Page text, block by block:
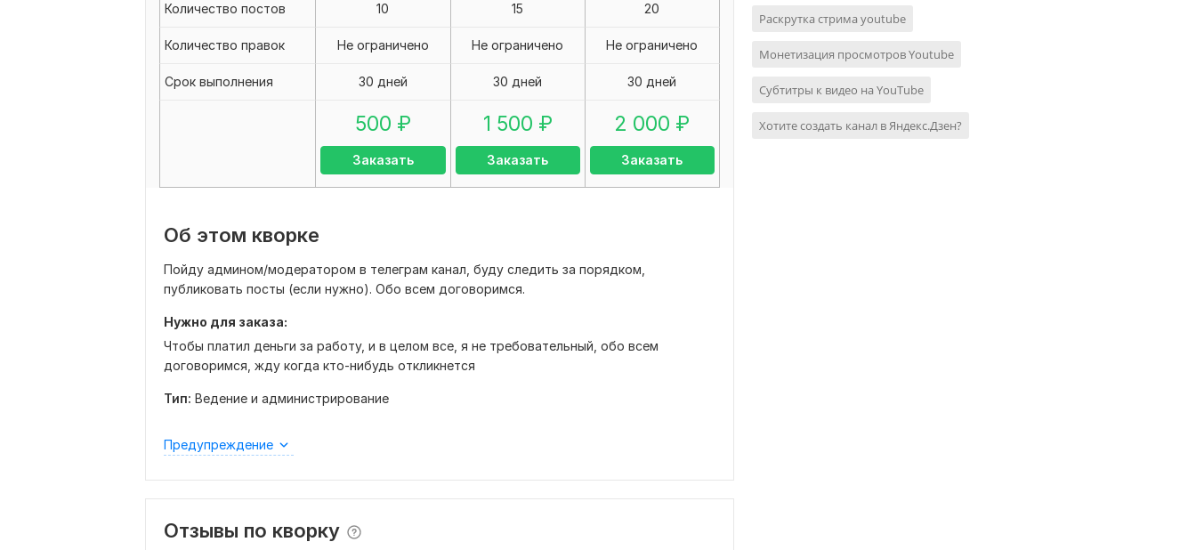
Количество постов 10 15 20
Количество правок Не ограничено Не ограничено Не ограничено
Срок выполнения 30 дней 30 дней 30 дней
500 ₽
Заказать
1 500 ₽
Заказать
2 000 ₽
Заказать
Об этом кворке
Пойду админом/модератором в телеграм канал, буду следить за порядком,
публиковать посты (если нужно). Обо всем договоримся.
Нужно для заказа:
Чтобы платил деньги за работу, и в целом все, я не требовательный, обо всем
договоримся, жду когда кто-нибудь откликнется
Тип: Ведение и администрирование
Предупреждение
Отзывы по кворку
Раскрутка стрима youtube
Монетизация просмотров Youtube
Cубтитры к видео на YouTube
Хотите создать канал в Яндекс.Дзен?